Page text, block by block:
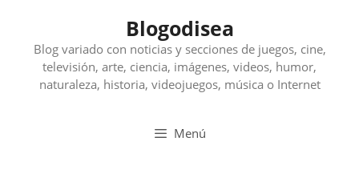
contenido
Blogodisea
Blog variado con noticias y secciones de juegos, cine,
televisión, arte, ciencia, imágenes, videos, humor,
naturaleza, historia, videojuegos, música o Internet
Menú